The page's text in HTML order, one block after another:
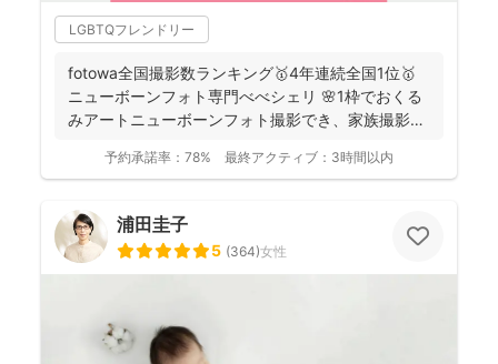
LGBTQフレンドリー
fotowa全国撮影数ランキング🥇4年連続全国1位🥇
ニューボーンフォト専門べべシェリ 🌸1枠でおくる
みアートニューボーンフォト撮影でき、家族撮影お
予約承諾率： 78% 最終アクティブ： 3時間以内
浦田圭子
5 (364)女性